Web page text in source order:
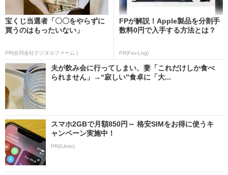
宝くじ当選者「〇〇をやらずに
買うのはもったいない」
PR(合同会社デジタルファーム )
FPが解説！Apple製品を分割手
数料0円で入手する方法とは？
PR(Fav-Log)
夫が飲み会に行ってしまい、妻「これだけしか食べ
られません」→“寂しい”食卓に「大...
スマホ2GBで月額850円～ 格安SIMをお得に使うキ
ャンペーン実施中！
PR(IIJmio)